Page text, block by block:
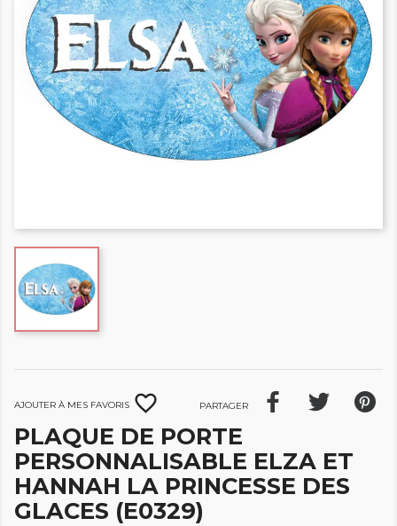
Ajouter à mes favoris favorite_border Partager
PLAQUE DE PORTE
PERSONNALISABLE ELZA ET
HANNAH LA PRINCESSE DES
GLACES (E0329)